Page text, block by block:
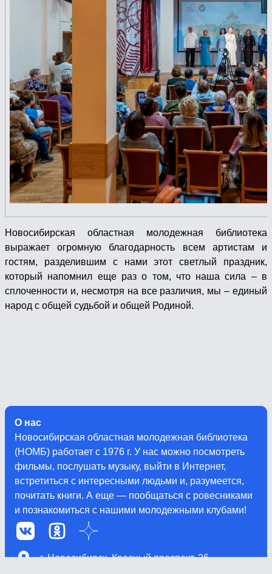
Новосибирская областная молодежная библиотека
выражает огромную благодарность всем артистам и
гостям, разделившим с нами этот светлый праздник,
который напомнил еще раз о том, что наша сила – в
сплоченности и, несмотря на все различия, мы – единый
народ с общей судьбой и общей Родиной.
г. Новосибирск, Красный проспект, 26
О нас
Новосибирская областная молодежная библиотека
(НОМБ) работает с 1976 г. У нас можно посмотреть
фильмы, послушать музыку, выйти в Интернет,
встретиться с интересными людьми и, разумеется,
почитать книги. А еще — пообщаться с ровесниками
и познакомиться с нашими молодежными клубами!